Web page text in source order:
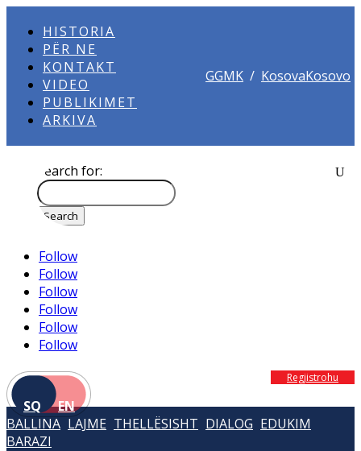
HISTORIA
PËR NE
KONTAKT
VIDEO
PUBLIKIMET
ARKIVA
GGMK / KosovaKosovo
Search for:
Follow
Follow
Follow
Follow
Follow
Follow
SQ EN
Regjistrohu
BALLINA LAJME THELLËSISHT DIALOG EDUKIM
BARAZI